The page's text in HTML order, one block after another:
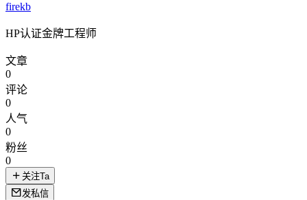
firekb
HP认证金牌工程师
文章
0
评论
0
人气
0
粉丝
0
关注Ta
发私信